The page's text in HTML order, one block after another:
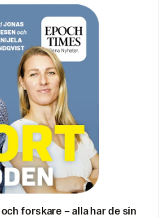
forskare – alla har de sin